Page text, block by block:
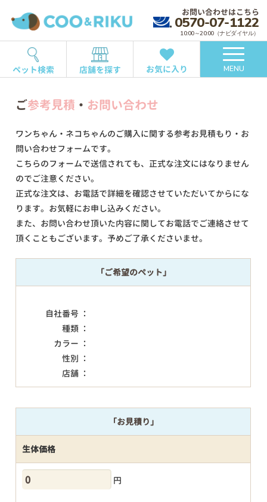
お問い合わせはこちら
0570-07-1122
10:00～20:00（ナビダイヤル）
ペット検索 店舗を探す お気に入り MENU
ご参考見積 ・ お問い合わせ
ワンちゃん・ネコちゃんのご購入に関する参考お見積もり・お
問い合わせフォームです。
こちらのフォームで送信されても、正式な注文にはなりません
のでご注意ください。
正式な注文は、お電話で詳細を確認させていただいてからにな
ります。お気軽にお申し込みください。
また、お問い合わせ頂いた内容に関してお電話でご連絡させて
頂くこともございます。予めご了承くださいませ。
「ご希望のペット」
自社番号 ：
種類 ：
カラー ：
性別 ：
店舗 ：
「お見積り」
生体価格
円